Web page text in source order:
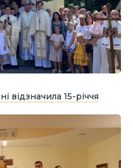
відзначила 15-річчя